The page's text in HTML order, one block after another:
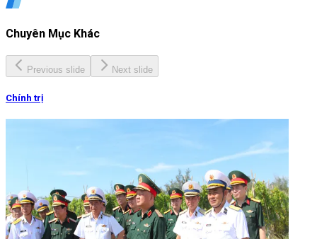
Chuyên Mục Khác
Previous slide Next slide
Chính trị